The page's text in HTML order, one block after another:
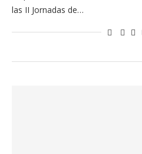
las II Jornadas de…